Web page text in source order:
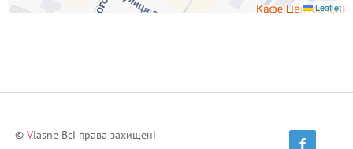
Leaflet
© Vlasne Всі права захищені